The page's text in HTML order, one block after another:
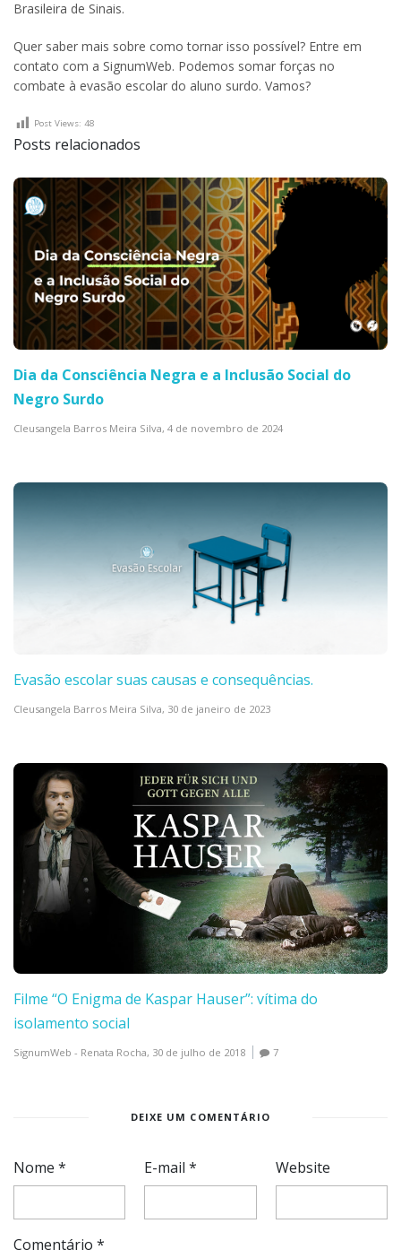
Brasileira de Sinais.
Quer saber mais sobre como tornar isso possível? Entre em
contato com a SignumWeb. Podemos somar forças no
combate à evasão escolar do aluno surdo. Vamos?
Post Views: 48
Posts relacionados
Dia da Consciência Negra e a Inclusão Social do
Negro Surdo
Cleusangela Barros Meira Silva, 4 de novembro de 2024
Evasão escolar suas causas e consequências.
Cleusangela Barros Meira Silva, 30 de janeiro de 2023
Filme “O Enigma de Kaspar Hauser”: vítima do
isolamento social
SignumWeb - Renata Rocha, 30 de julho de 2018 7
DEIXE UM COMENTÁRIO
Nome * E-mail* Website
Comentário *